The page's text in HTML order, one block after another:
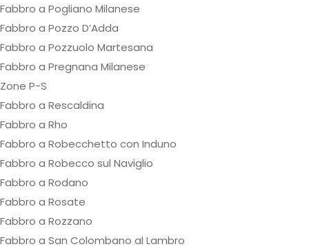
Fabbro a Pogliano Milanese
Fabbro a Pozzo D’Adda
Fabbro a Pozzuolo Martesana
Fabbro a Pregnana Milanese
Zone P-S
Fabbro a Rescaldina
Fabbro a Rho
Fabbro a Robecchetto con Induno
Fabbro a Robecco sul Naviglio
Fabbro a Rodano
Fabbro a Rosate
Fabbro a Rozzano
Fabbro a San Colombano al Lambro